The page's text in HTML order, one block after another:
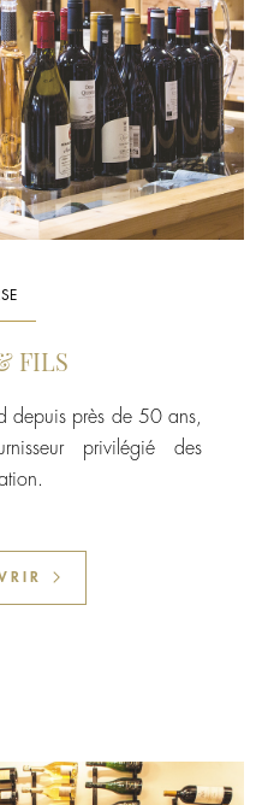
FILS
depuis près de 50 ans,
privilégié des